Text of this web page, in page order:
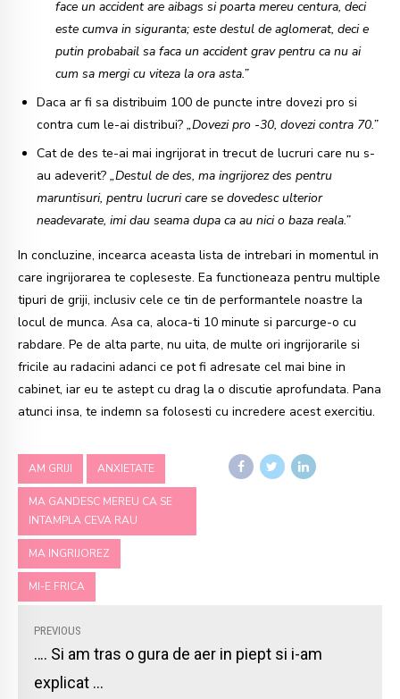
face un accident are aibags si poarta mereu centura, deci
este cumva in siguranta; este destul de aglomerat, deci e
putin probabail sa faca un accident grav pentru ca nu ai
cum sa mergi cu viteza la ora asta.”
Daca ar fi sa distribuim 100 de puncte intre dovezi pro si
contra cum le-ai distribui? „Dovezi pro -30, dovezi contra 70.”
Cat de des te-ai mai ingrijorat in trecut de lucruri care nu s-
au adeverit? „Destul de des, ma ingrijorez des pentru
maruntisuri, pentru lucruri care se dovedesc ulterior
neadevarate, imi dau seama dupa ca au nici o baza reala.”
In concluzine, incearca aceasta lista de intrebari in momentul in
care ingrijorarea te copleseste. Ea functioneaza pentru multiple
tipuri de griji, inclusiv cele ce tin de performantele noastre la
locul de munca. Asa ca, aloca-ti 10 minute si parcurge-o cu
rabdare. Pe de alta parte, nu uita, de multe ori ingrijorarile si
fricile au radacini adanci ce pot fi adresate cel mai bine in
cabinet, iar eu te astept cu drag la o discutie aprofundata. Pana
atunci insa, te indemn sa folosesti cu incredere acest exercitiu.
AM GRIJI ANXIETATE
MA GANDESC MEREU CA SE
INTAMPLA CEVA RAU
MA INGRIJOREZ
MI-E FRICA
PREVIOUS
…. Si am tras o gura de aer in piept si i-am
explicat ...